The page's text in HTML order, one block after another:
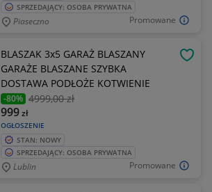
Promowane
SPRZEDAJĄCY: OSOBA PRYWATNA
Piaseczno
Promowane
BLASZAK 3x5 GARAŻ BLASZANY
GARAŻE BLASZANE SZYBKA
DOSTAWA PODŁOŻE KOTWIENIE
-80% 4999,00 zł
OGŁOSZENIE
999zł
STAN: NOWY
SPRZEDAJĄCY: OSOBA PRYWATNA
Lublin